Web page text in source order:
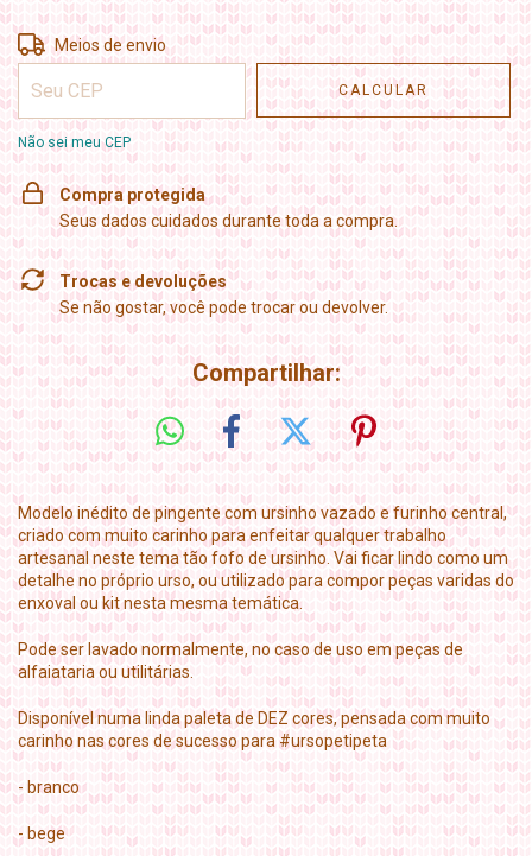
Entregas para o CEP: ALTERAR CEP
Meios de envio
CALCULAR
Não sei meu CEP
Compra protegida
Seus dados cuidados durante toda a compra.
Trocas e devoluções
Se não gostar, você pode trocar ou devolver.
Compartilhar:
Modelo inédito de pingente com ursinho vazado e furinho central,
criado com muito carinho para enfeitar qualquer trabalho
artesanal neste tema tão fofo de ursinho. Vai ficar lindo como um
detalhe no próprio urso, ou utilizado para compor peças varidas do
enxoval ou kit nesta mesma temática.
Pode ser lavado normalmente, no caso de uso em peças de
alfaiataria ou utilitárias.
Disponível numa linda paleta de DEZ cores, pensada com muito
carinho nas cores de sucesso para #ursopetipeta
- branco
- bege